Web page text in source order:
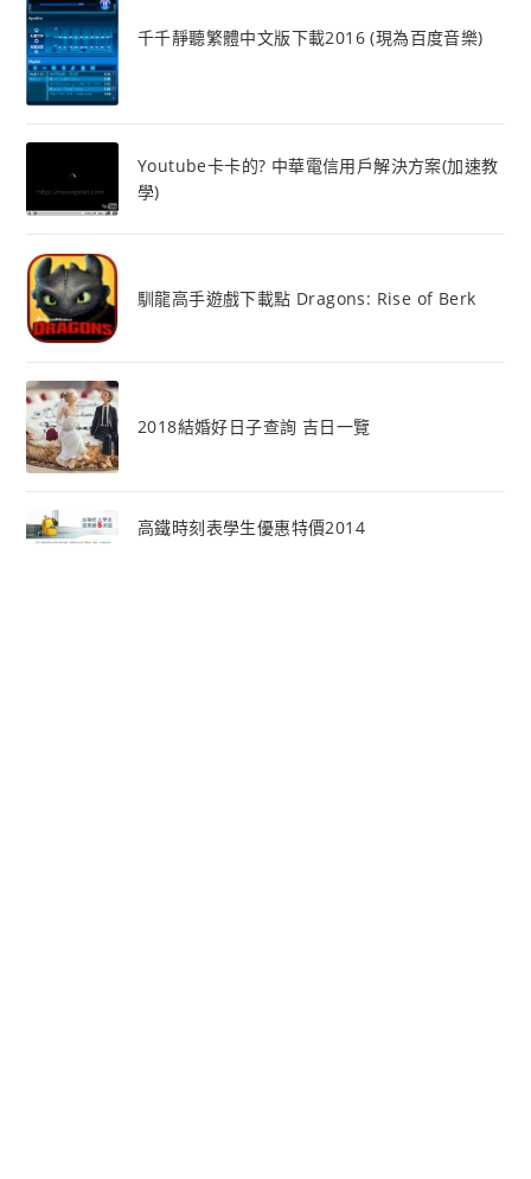
千千靜聽繁體中文版下載2016 (現為百度音樂)
Youtube卡卡的? 中華電信用戶解決方案(加速教
學)
馴龍高手遊戲下載點 Dragons: Rise of Berk
2018結婚好日子查詢 吉日一覽
高鐵時刻表學生優惠特價2014